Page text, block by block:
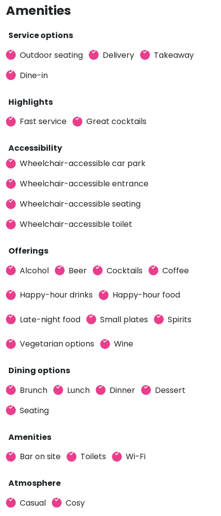
Amenities
Service options
Outdoor seating
Delivery
Takeaway
Dine-in
Highlights
Fast service
Great cocktails
Accessibility
Wheelchair-accessible car park
Wheelchair-accessible entrance
Wheelchair-accessible seating
Wheelchair-accessible toilet
Offerings
Alcohol
Beer Cocktails Coffee
Happy-hour drinks Happy-hour food
Late-night food Small plates Spirits
Vegetarian options Wine
Dining options
Brunch
Lunch Dinner
Dessert
Seating
Amenities
Bar on site
Toilets Wi-Fi
Atmosphere
Casual
Cosy